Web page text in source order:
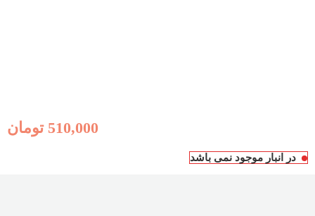
510,000 تومان
در انبار موجود نمی باشد